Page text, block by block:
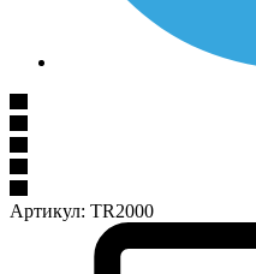
Артикул: TR2000